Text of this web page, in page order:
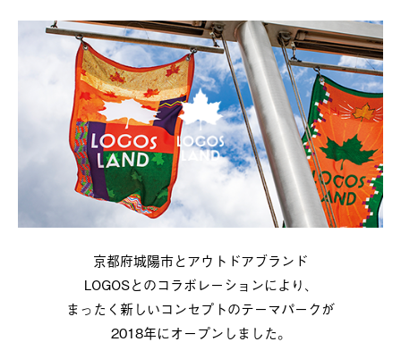
京都府城陽市とアウトドアブランド
LOGOSとのコラボレーションにより、
まったく新しいコンセプトのテーマパークが
2018年にオープンしました。